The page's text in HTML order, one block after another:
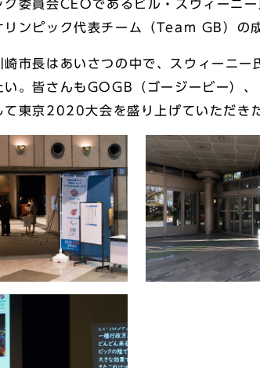
ク委員会CEOであるビル・スウィーニ
リンピック代表チーム（Team GB）の
崎市長はあいさつの中で、スウィーニ
い。皆さんもGOGB（ゴージービー）
て東京2020大会を盛り上げていただき